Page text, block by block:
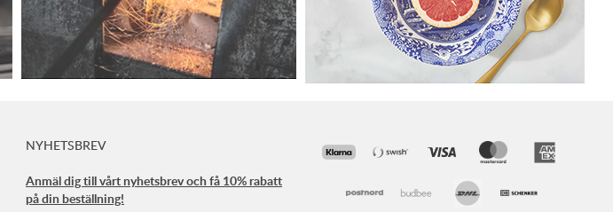
NYHETSBREV
Anmäl dig till vårt nyhetsbrev och få 10% rabatt
på din beställning!